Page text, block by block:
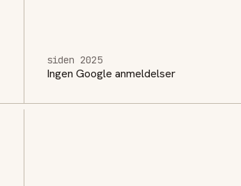
siden 2025
Ingen Google anmeldelser